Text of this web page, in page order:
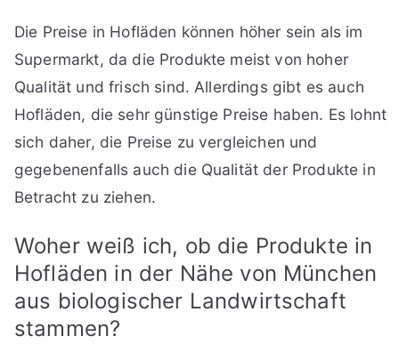
Die Preise in Hofläden können höher sein als im
Supermarkt, da die Produkte meist von hoher
Qualität und frisch sind. Allerdings gibt es auch
Hofläden, die sehr günstige Preise haben. Es lohnt
sich daher, die Preise zu vergleichen und
gegebenenfalls auch die Qualität der Produkte in
Betracht zu ziehen.
Woher weiß ich, ob die Produkte in
Hofläden in der Nähe von München
aus biologischer Landwirtschaft
stammen?